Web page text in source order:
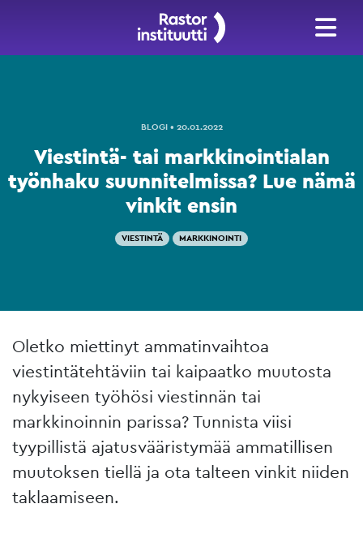
BLOGI • 20.01.2022
Viestintä- tai markkinointialan
työnhaku suunnitelmissa? Lue nämä
vinkit ensin
VIESTINTÄ MARKKINOINTI
Oletko miettinyt ammatinvaihtoa
viestintätehtäviin tai kaipaatko muutosta
nykyiseen työhösi viestinnän tai
markkinoinnin parissa? Tunnista viisi
tyypillistä ajatusvääristymää ammatillisen
muutoksen tiellä ja ota talteen vinkit niiden
taklaamiseen.